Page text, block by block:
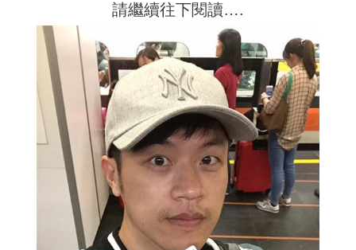
請繼續往下閱讀….